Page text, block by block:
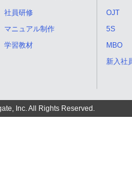
社員研修
マニュアル制作
学習教材
OJT
5S
MBO
新入社
Inc. All Rights Reserved.